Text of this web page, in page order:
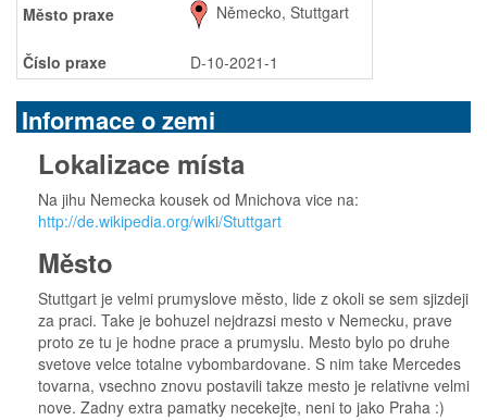
Město praxe
Německo, Stuttgart
Číslo praxe D-10-2021-1
Informace o zemi
Lokalizace místa
Na jihu Nemecka kousek od Mnichova vice na:
http://de.wikipedia.org/wiki/Stuttgart
Město
Stuttgart je velmi prumyslove město, lide z okoli se sem sjizdeji
za praci. Take je bohuzel nejdrazsi mesto v Nemecku, prave
proto ze tu je hodne prace a prumyslu. Mesto bylo po druhe
svetove velce totalne vybombardovane. S nim take Mercedes
tovarna, vsechno znovu postavili takze mesto je relativne velmi
nove. Zadny extra pamatky necekejte, neni to jako Praha :)